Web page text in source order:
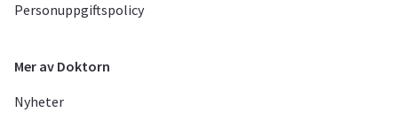
Personuppgiftspolicy
Mer av Doktorn
Nyheter